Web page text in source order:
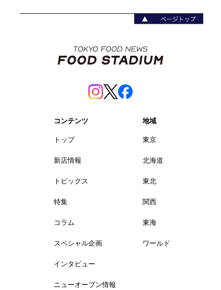
コンテンツ
トップ
新店情報
トピックス
特集
コラム
スペシャル企画
インタビュー
ニューオープン情報
地域
東京
北海道
東北
関西
東海
ワールド